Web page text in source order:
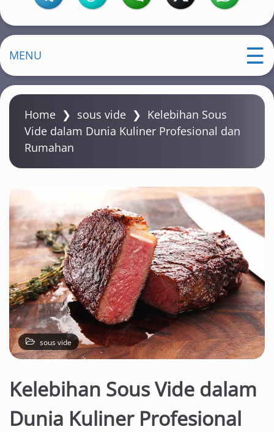
MENU
Home ❯ sous vide ❯ Kelebihan Sous
Vide dalam Dunia Kuliner Profesional dan
Rumahan
sous vide
Kelebihan Sous Vide dalam
Dunia Kuliner Profesional